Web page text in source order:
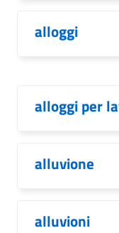
alloggi
alloggi per
alluvione
alluvioni